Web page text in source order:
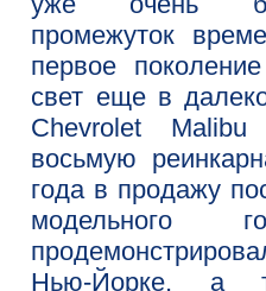
промежуток
первое
свет еще в
Chevrolet
восьмую
года в продажу
модельного
Нью-Йорке, а